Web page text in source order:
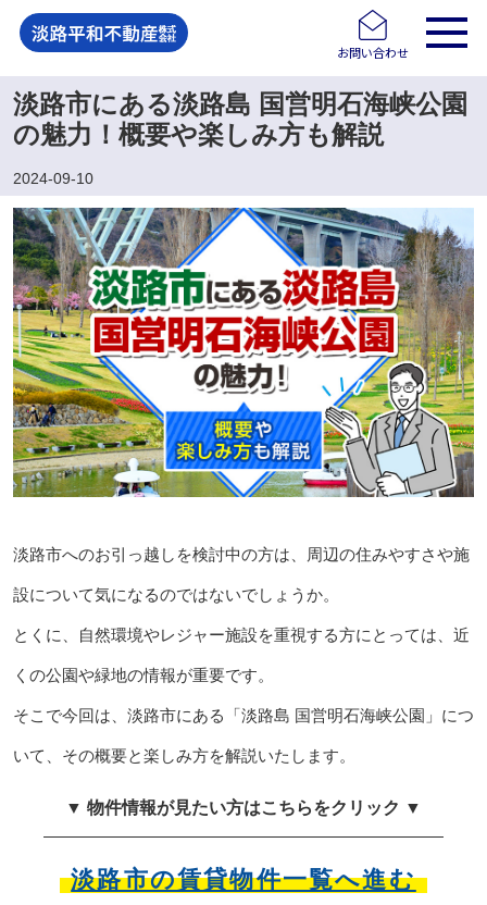
お問い合わせ
淡路市にある淡路島 国営明石海峡公園
の魅力！概要や楽しみ方も解説
2024-09-10
淡路市へのお引っ越しを検討中の方は、周辺の住みやすさや施
設について気になるのではないでしょうか。
とくに、自然環境やレジャー施設を重視する方にとっては、近
くの公園や緑地の情報が重要です。
そこで今回は、淡路市にある「淡路島 国営明石海峡公園」につ
いて、その概要と楽しみ方を解説いたします。
▼ 物件情報が見たい方はこちらをクリック ▼
淡路市の賃貸物件一覧へ進む